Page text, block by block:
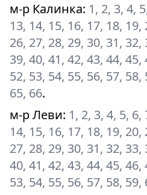
м-р Калинка: 1, 2, 3, 4,
13, 14, 15, 16, 17, 18,
26, 27, 28, 29, 30, 31, 32,
39, 40, 41, 42, 43, 44, 45,
52, 53, 54, 55, 56, 57, 58,
65, 66.
м-р Леви: 1, 2, 3, 4, 5, 6,
14, 15, 16, 17, 18, 19,
27, 28, 29, 30, 31, 32, 33,
40, 41, 42, 43, 44, 45, 46,
53, 54, 55, 56, 57, 58,